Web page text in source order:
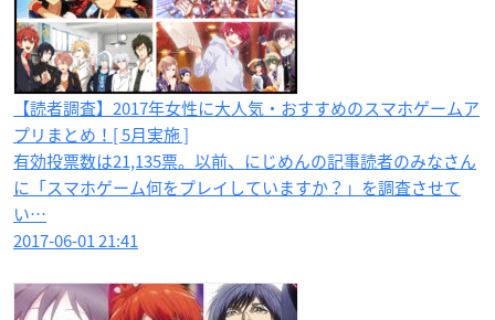
【読者調査】2017年女性に大人気・おすすめのスマホゲームア
プリまとめ！[ 5月実施 ]
有効投票数は21,135票。以前、にじめんの記事読者のみなさん
に「スマホゲーム何をプレイしていますか？」を調査させて
い…
2017-06-01 21:41